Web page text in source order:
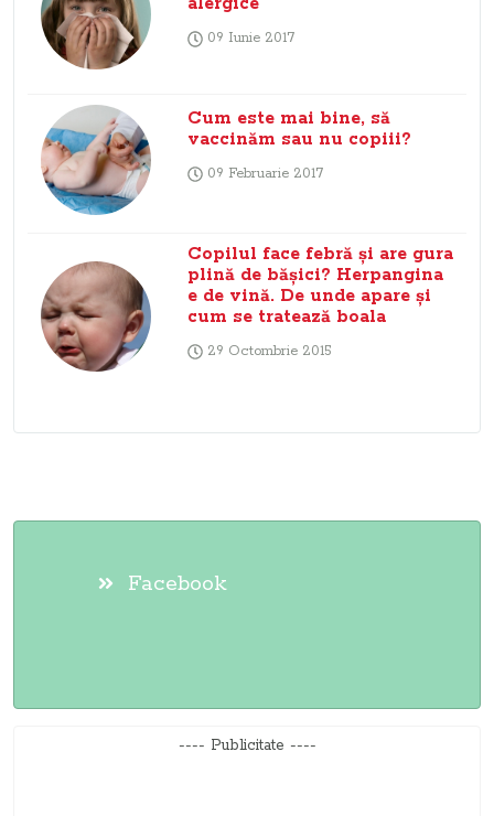
09 Iunie 2017
Cum este mai bine, să
vaccinăm sau nu copiii?
09 Februarie 2017
Copilul face febră şi are gura
plină de băşici? Herpangina
e de vină. De unde apare şi
cum se tratează boala
29 Octombrie 2015
Facebook
---- Publicitate ----